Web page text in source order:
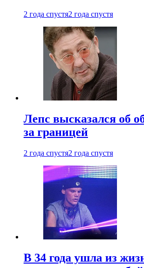
2 года спустя2 года спустя
Лепс высказался об
за границей
2 года спустя2 года спустя
В 34 года ушла из